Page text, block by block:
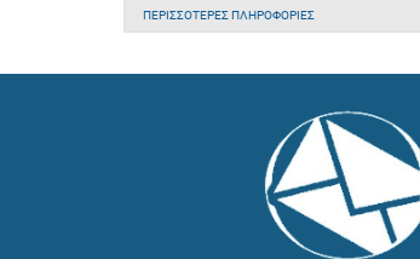
ΠΕΡΙΣΣΌΤΕΡΕΣ ΠΛΗΡΟΦΟΡΊΕΣ